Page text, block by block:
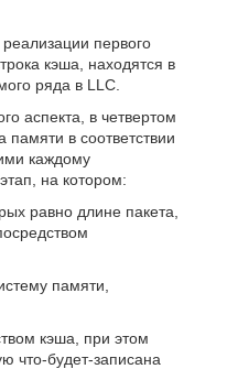
первого
кэша, находятся в
ряда в LLC.
аспекта, в четвертом
в соответствии
каждому
на котором:
равно длине пакета,
памяти,
кэша, при этом
что-будет-записана